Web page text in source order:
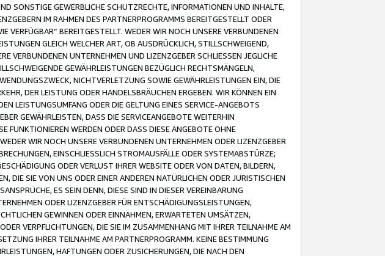
SONSTIGE GEWERBLICHE SCHUTZRECHTE, INFORMATIONEN UND INHALTE,
IM RAHMEN DES PARTNERPROGRAMMS BEREITGESTELLT ODER
VERFÜGBAR“ BEREITGESTELLT. WEDER WIR NOCH UNSERE VERBUNDENEN
GLEICH WELCHER ART, OB AUSDRÜCKLICH, STILLSCHWEIGEND,
VERBUNDENEN UNTERNEHMEN UND LIZENZGEBER SCHLIESSEN JEGLICHE
GEWÄHRLEISTUNGEN BEZÜGLICH RECHTSMÄNGELN,
NICHTVERLETZUNG SOWIE GEWÄHRLEISTUNGEN EIN, DIE
DER LEISTUNG ODER HANDELSBRÄUCHEN ERGEBEN. WIR KÖNNEN EIN
LEISTUNGSUMFANG ODER DIE GELTUNG EINES SERVICE-ANGEBOTS
GEWÄHRLEISTEN, DASS DIE SERVICEANGEBOTE WEITERHIN
FUNKTIONIEREN WERDEN ODER DASS DIESE ANGEBOTE OHNE
WIR NOCH UNSERE VERBUNDENEN UNTERNEHMEN ODER LIZENZGEBER
EINSCHLIESSLICH STROMAUSFÄLLE ODER SYSTEMABSTÜRZE;
ODER VERLUST IHRER WEBSITE ODER VON DATEN, BILDERN,
DIE SIE VON UNS ODER EINER ANDEREN NATÜRLICHEN ODER JURISTISCHEN
ES SEIN DENN, DIESE SIND IN DIESER VEREINBARUNG
ODER LIZENZGEBER FÜR ENTSCHÄDIGUNGSLEISTUNGEN,
GEWINNEN ODER EINNAHMEN, ERWARTETEN UMSÄTZEN,
VERPFLICHTUNGEN, DIE SIE IM ZUSAMMENHANG MIT IHRER TEILNAHME AM
IHRER TEILNAHME AM PARTNERPROGRAMM. KEINE BESTIMMUNG
HAFTUNGEN ODER ZUSICHERUNGEN, DIE NACH DEN